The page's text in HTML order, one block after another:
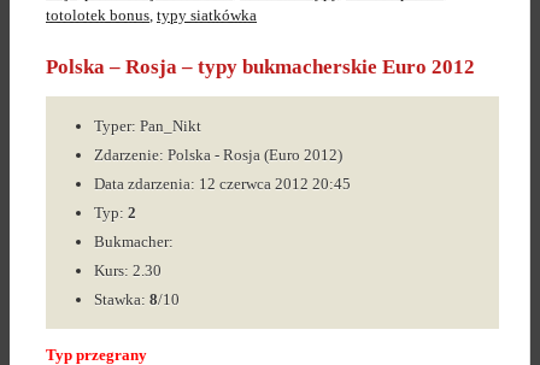
totolotek bonus, typy siatkówka
Polska – Rosja – typy bukmacherskie Euro 2012
Typer: Pan_Nikt
Zdarzenie: Polska - Rosja (Euro 2012)
Data zdarzenia: 12 czerwca 2012 20:45
Typ: 2
Bukmacher:
Kurs: 2.30
Stawka: 8/10
Typ przegrany